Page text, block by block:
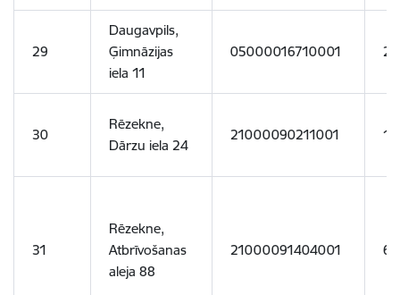
29
Daugavpils,
Ģimnāzijas
iela 11
05000016710001
30
Rēzekne,
Dārzu iela 24
21000090211001
31
Rēzekne,
Atbrīvošanas
aleja 88
21000091404001